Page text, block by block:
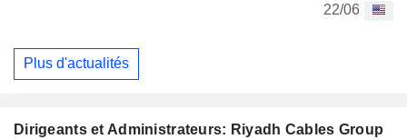
22/06
Plus d'actualités
Dirigeants et Administrateurs: Riyadh Cables Group